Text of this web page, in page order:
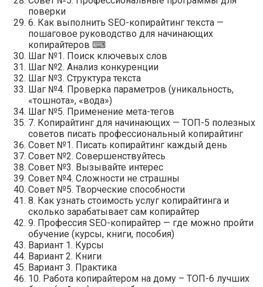
поверки
6. Как выполнить SEO-копирайтинг текста —
пошаговое руководство для начинающих
копирайтеров ⌨
Шаг №1. Поиск ключевых слов
Шаг №2. Анализ конкуренции
Шаг №3. Структура текста
Шаг №4. Проверка параметров (уникальность,
«тошнота», «вода»)
Шаг №5. Применение мета-тегов
7. Копирайтинг для начинающих — ТОП-5 полезных
советов писать профессиональный копирайтинг
Совет №1. Писать копирайтинг каждый день
Совет №2. Совершенствуйтесь
Совет №3. Вызывайте интерес
Совет №4. Сложности не страшны
Совет №5. Творческие способности
8. Как узнать стоимость услуг копирайтинга и
сколько зарабатывает сам копирайтер
9. Профессия SEO-копирайтер — где можно пройти
обучение (курсы, книги, пособия)
Вариант 1. Курсы
Вариант 2. Книги
Вариант 3. Практика
10. Работа копирайтером на дому – ТОП-6 лучших